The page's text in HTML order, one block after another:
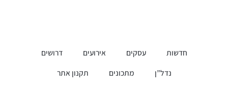
חדשות עסקים אירועים
דרושים
נדל”ן
מתכונים תקנון אתר